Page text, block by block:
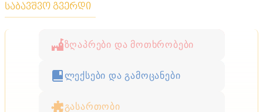
საბავშვო გვერდი
ზღაპრები და მოთხრობები
ლექსები და გამოცანები
გასართობი